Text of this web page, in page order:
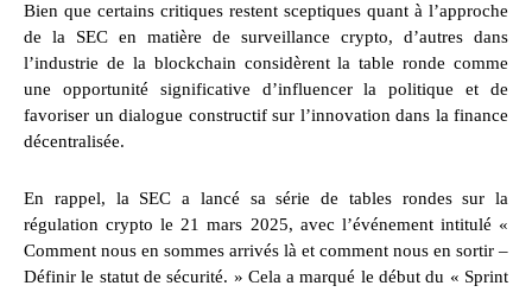
Bien que certains critiques restent sceptiques quant à l’approche
de la SEC en matière de surveillance crypto, d’autres dans
l’industrie de la blockchain considèrent la table ronde comme
une opportunité significative d’influencer la politique et de
favoriser un dialogue constructif sur l’innovation dans la finance
décentralisée.
En rappel, la SEC a lancé sa série de tables rondes sur la
régulation crypto le 21 mars 2025, avec l’événement intitulé «
Comment nous en sommes arrivés là et comment nous en sortir –
Définir le statut de sécurité. » Cela a marqué le début du « Sprint